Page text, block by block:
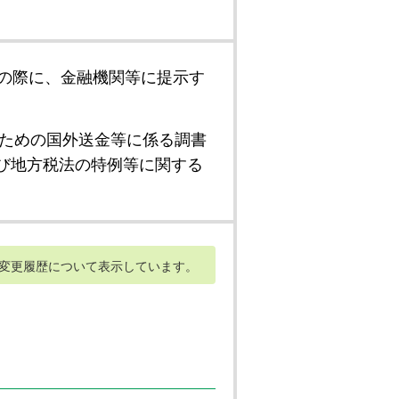
際に、金融機関等に提示す
めの国外送金等に係る調書
地方税法の特例等に関する
更履歴について表示しています。